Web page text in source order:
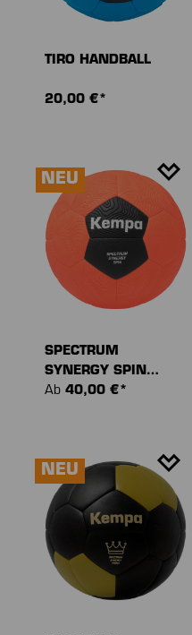
TIRO HANDBALL
20,00 €*
NEU
SPECTRUM
SYNERGY SPIN
HANDBALL
Ab 40,00 €*
NEU